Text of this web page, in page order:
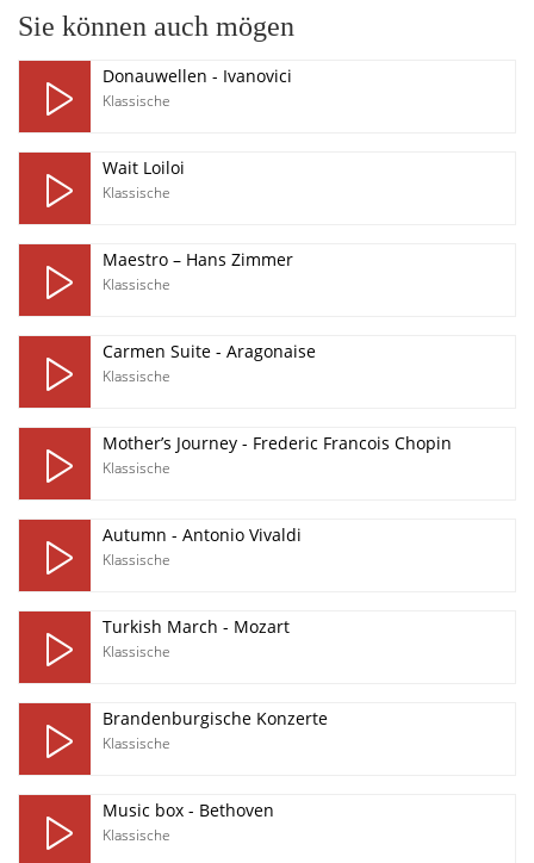
Sie können auch mögen
Donauwellen - Ivanovici
Klassische
Wait Loiloi
Klassische
Maestro – Hans Zimmer
Klassische
Carmen Suite - Aragonaise
Klassische
Mother’s Journey - Frederic Francois Chopin
Klassische
Autumn - Antonio Vivaldi
Klassische
Turkish March - Mozart
Klassische
Brandenburgische Konzerte
Klassische
Music box - Bethoven
Klassische